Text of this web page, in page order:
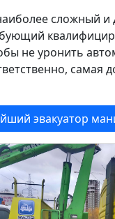
сложный и
не уронить
самая
эвакуатор